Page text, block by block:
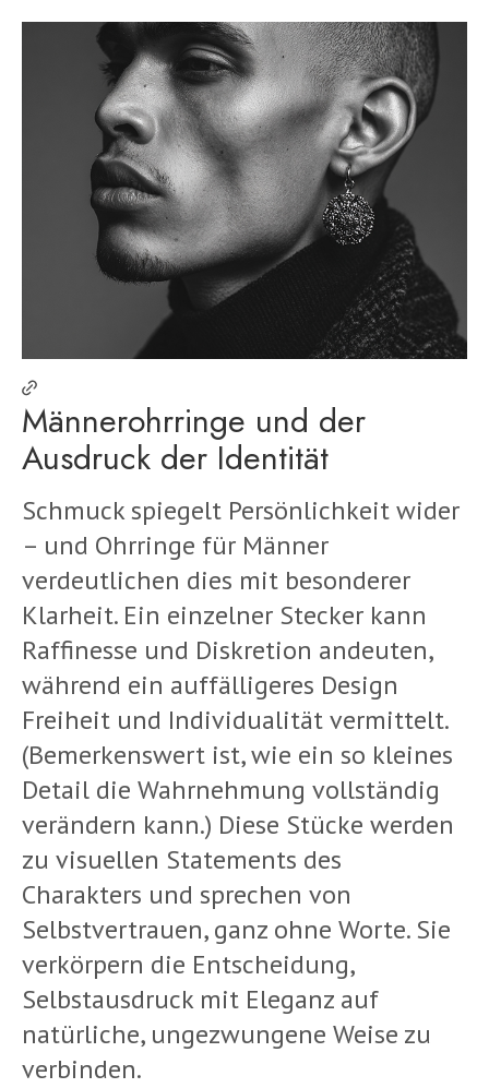
Männerohrringe und der
Ausdruck der Identität
Schmuck spiegelt Persönlichkeit wider
– und Ohrringe für Männer
verdeutlichen dies mit besonderer
Klarheit. Ein einzelner Stecker kann
Raffinesse und Diskretion andeuten,
während ein auffälligeres Design
Freiheit und Individualität vermittelt.
(Bemerkenswert ist, wie ein so kleines
Detail die Wahrnehmung vollständig
verändern kann.) Diese Stücke werden
zu visuellen Statements des
Charakters und sprechen von
Selbstvertrauen, ganz ohne Worte. Sie
verkörpern die Entscheidung,
Selbstausdruck mit Eleganz auf
natürliche, ungezwungene Weise zu
verbinden.